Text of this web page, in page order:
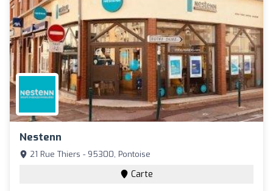
Nestenn
21 Rue Thiers - 95300, Pontoise
Carte